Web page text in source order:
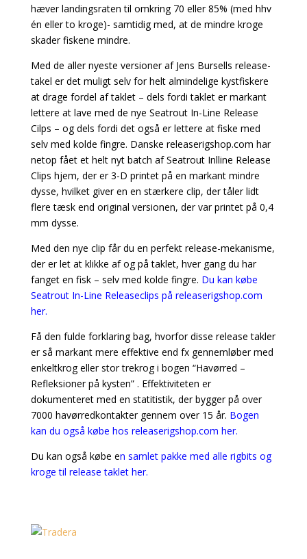
hæver landingsraten til omkring 70 eller 85% (med hhv
én eller to kroge)- samtidig med, at de mindre kroge
skader fiskene mindre.
Med de aller nyeste versioner af Jens Bursells release-
takel er det muligt selv for helt almindelige kystfiskere
at drage fordel af taklet – dels fordi taklet er markant
lettere at lave med de nye Seatrout In-Line Release
Cilps – og dels fordi det også er lettere at fiske med
selv med kolde fingre. Danske releaserigshop.com har
netop fået et helt nyt batch af Seatrout Inlline Release
Clips hjem, der er 3-D printet på en markant mindre
dysse, hvilket giver en en stærkere clip, der tåler lidt
flere tæsk end original versionen, der var printet på 0,4
mm dysse.
Med den nye clip får du en perfekt release-mekanisme,
der er let at klikke af og på taklet, hver gang du har
fanget en fisk – selv med kolde fingre. Du kan købe
Seatrout In-Line Releaseclips på releaserigshop.com
her.
Få den fulde forklaring bag, hvorfor disse release takler
er så markant mere effektive end fx gennemløber med
enkeltkrog eller stor trekrog i bogen “Havørred –
Refleksioner på kysten” . Effektiviteten er
dokumenteret med en statitistik, der bygger på over
7000 havørredkontakter gennem over 15 år. Bogen
kan du også købe hos releaserigshop.com her.
Du kan også købe en samlet pakke med alle rigbits og
kroge til release taklet her.